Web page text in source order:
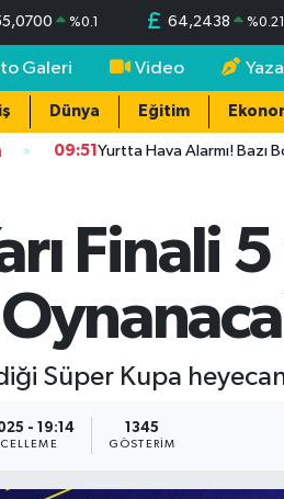
%0.1 64,2438 %0.21
Galeri Video
Dünya Eğitim
09:51 Yurtta Hava Alarmı! Bazı
Finali
Süper Kupa
- 19:14 1345
GÖSTERIM